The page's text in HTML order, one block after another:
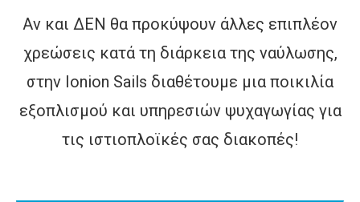
αυτό αντανακλάται στις κριτικές μας.
Διαβάστε μερικές εδώ
Αυστηρά Μέτρα Υγείας
Όλα τα σκάφη, οι βάσεις και το προσωπικό
μας συμμορφώνονται με τοαυστηρό
πρωτόκολλο υγείας COVID-19
Αν και ΔΕΝ θα προκύψουν άλλες επιπλέον
χρεώσεις κατά τη διάρκεια της ναύλωσης,
στην Ionion Sails διαθέτουμε μια ποικιλία
εξοπλισμού και υπηρεσιών ψυχαγωγίας για
τις ιστιοπλοϊκές σας διακοπές!